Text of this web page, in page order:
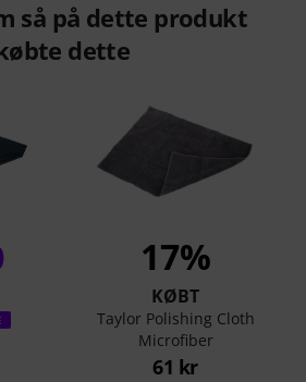
så på dette produkt
dette
17%
KØBT
Taylor Polishing Cloth
Microfiber
61 kr